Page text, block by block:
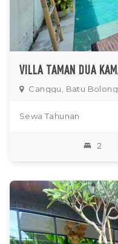
Canggu, Batu Bolong
Sewa Tahunan
2